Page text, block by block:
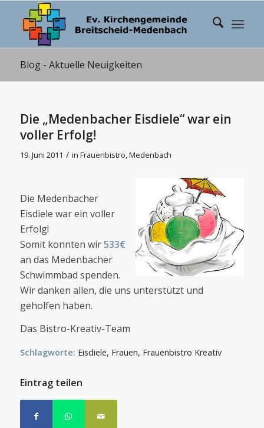
Blog - Aktuelle Neuigkeiten
Die „Medenbacher Eisdiele“ war ein
voller Erfolg!
19. Juni 2011 / in Frauenbistro,Medenbach
Die Medenbacher
Eisdiele war ein voller
Erfolg!
Somit konnten wir533€
an das Medenbacher
Schwimmbad spenden.
Wir danken allen, die uns unterstützt und
geholfen haben.
Das Bistro-Kreativ-Team
Schlagworte: Eisdiele, Frauen, Frauenbistro Kreativ
Eintrag teilen